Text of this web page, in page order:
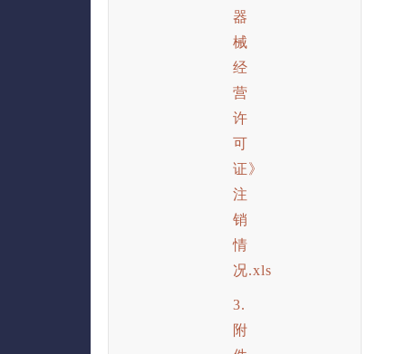
器
械
经
营
许
可
证》
注
销
情
况.xls
3.
附